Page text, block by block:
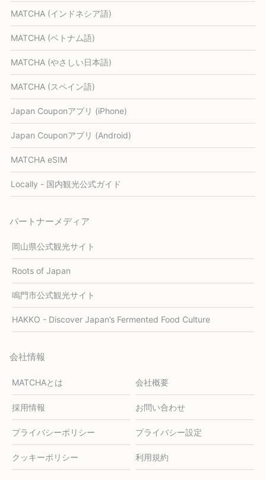
MATCHA (インドネシア語)
MATCHA (ベトナム語)
MATCHA (やさしい日本語)
MATCHA (スペイン語)
Japan Couponアプリ (iPhone)
Japan Couponアプリ (Android)
MATCHA eSIM
Locally - 国内観光公式ガイド
パートナーメディア
岡山県公式観光サイト
Roots of Japan
鳴門市公式観光サイト
HAKKO - Discover Japan’s Fermented Food Culture
会社情報
MATCHAとは 会社概要
採用情報 お問い合わせ
プライバシーポリシー プライバシー設定
クッキーポリシー 利用規約